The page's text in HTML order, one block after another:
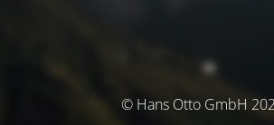
© Hans Otto GmbH